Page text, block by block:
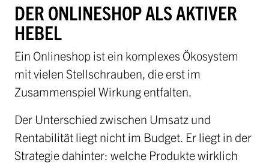
DER ONLINESHOP ALS AKTIVER
HEBEL
Ein Onlineshop ist ein komplexes Ökosystem
mit vielen Stellschrauben, die erst im
Zusammenspiel Wirkung entfalten.
Der Unterschied zwischen Umsatz und
Rentabilität liegt nicht im Budget. Er liegt in der
Strategie dahinter: welche Produkte wirklich